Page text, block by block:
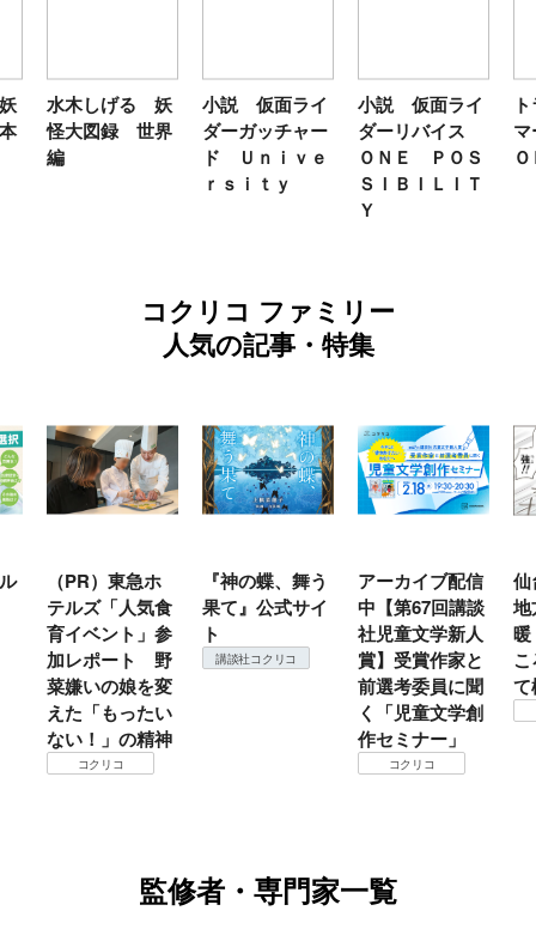
水木しげる 妖
怪大図録 世界
編
小説 仮面ライ
ダーガッチャー
ド Ｕｎｉｖｅ
ｒｓｉｔｙ
小説 仮面ライ
ダーリバイス
ＯＮＥ ＰＯＳ
ＳＩＢＩＬＩＴ
Ｙ
コクリコ ファミリー
人気の記事・特集
（PR）東急ホ
テルズ「人気食
育イベント」参
加レポート 野
菜嫌いの娘を変
えた「もったい
ない！」の精神
コクリコ
『神の蝶、舞う
果て』公式サイ
ト
講談社コクリコ
アーカイブ配信
中【第67回講談
社児童文学新人
賞】受賞作家と
前選考委員に聞
く「児童文学創
作セミナー」
コクリコ
仙
地
て
監修者・専門家一覧